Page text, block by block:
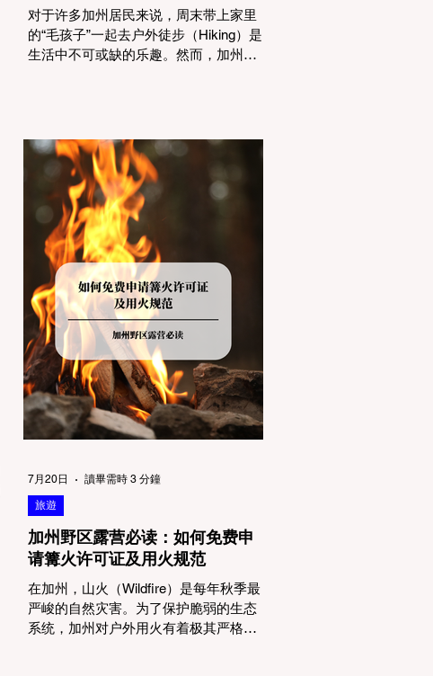
对于许多加州居民来说，周末带上家里
的“毛孩子”一起去户外徒步（Hiking）是
生活中不可或缺的乐趣。然而，加州拥
到了步道口才绝望地看到一块大大的
"No Dogs on Trail"（步道严禁犬只） 的
指示牌，这无疑会彻底毁掉整个周末。
为了避免“带狗碰壁”，您必须在出发前清
楚地了解不同公共土地系统对宠物政
策，掌握实用的路线筛选工具，并警惕
加州特有的野外环境隐患。 一、 破除宠
物政策管辖权迷雾：狗狗到底能去哪
里？ 加州的户外区域由不同的政府机构
管理，其核心保护目标决定了宠物政策
的严格程度。我们可以将其视为一条“从
严到宽”的鄙视链： 1. 极其严格：国家公
园 (National Parks) & 州立公园 (State
Parks) 政策基调： 优先保护原始生态与
野生动物。 实际规定： 在优胜美地、红
草甸
加州野区露营必读：如何免费申
请篝火许可证及用火规范
在加州，山火（Wildfire）是每年秋季最
严峻的自然灾害。为了保护脆弱的生态
系统，加州对户外用火有着极其严格的
旅遊
7月20日 讀畢需時 3 分鐘